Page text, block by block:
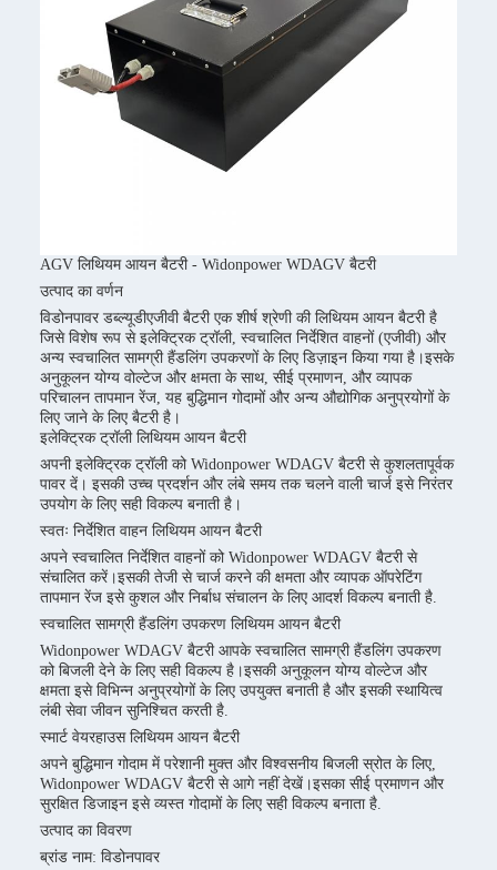
AGV लिथियम आयन बैटरी - Widonpower WDAGV बैटरी
उत्पाद का वर्णन
विडोनपावर डब्ल्यूडीएजीवी बैटरी एक शीर्ष श्रेणी की लिथियम आयन बैटरी है
जिसे विशेष रूप से इलेक्ट्रिक ट्रॉली, स्वचालित निर्देशित वाहनों (एजीवी) और
अन्य स्वचालित सामग्री हैंडलिंग उपकरणों के लिए डिज़ाइन किया गया है।इसके
अनुकूलन योग्य वोल्टेज और क्षमता के साथ, सीई प्रमाणन, और व्यापक
परिचालन तापमान रेंज, यह बुद्धिमान गोदामों और अन्य औद्योगिक अनुप्रयोगों के
लिए जाने के लिए बैटरी है।
इलेक्ट्रिक ट्रॉली लिथियम आयन बैटरी
अपनी इलेक्ट्रिक ट्रॉली को Widonpower WDAGV बैटरी से कुशलतापूर्वक
पावर दें। इसकी उच्च प्रदर्शन और लंबे समय तक चलने वाली चार्ज इसे निरंतर
उपयोग के लिए सही विकल्प बनाती है।
स्वतः निर्देशित वाहन लिथियम आयन बैटरी
अपने स्वचालित निर्देशित वाहनों को Widonpower WDAGV बैटरी से
संचालित करें।इसकी तेजी से चार्ज करने की क्षमता और व्यापक ऑपरेटिंग
तापमान रेंज इसे कुशल और निर्बाध संचालन के लिए आदर्श विकल्प बनाती है.
स्वचालित सामग्री हैंडलिंग उपकरण लिथियम आयन बैटरी
Widonpower WDAGV बैटरी आपके स्वचालित सामग्री हैंडलिंग उपकरण
को बिजली देने के लिए सही विकल्प है।इसकी अनुकूलन योग्य वोल्टेज और
क्षमता इसे विभिन्न अनुप्रयोगों के लिए उपयुक्त बनाती है और इसकी स्थायित्व
लंबी सेवा जीवन सुनिश्चित करती है.
स्मार्ट वेयरहाउस लिथियम आयन बैटरी
अपने बुद्धिमान गोदाम में परेशानी मुक्त और विश्वसनीय बिजली स्रोत के लिए,
Widonpower WDAGV बैटरी से आगे नहीं देखें।इसका सीई प्रमाणन और
सुरक्षित डिजाइन इसे व्यस्त गोदामों के लिए सही विकल्प बनाता है.
उत्पाद का विवरण
ब्रांड नाम: विडोनपावर